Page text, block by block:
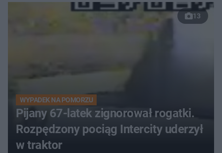
13
WYPADEK NA POMORZU
Pijany 67-latek zignorował rogatki.
Rozpędzony pociąg Intercity uderzył
w traktor